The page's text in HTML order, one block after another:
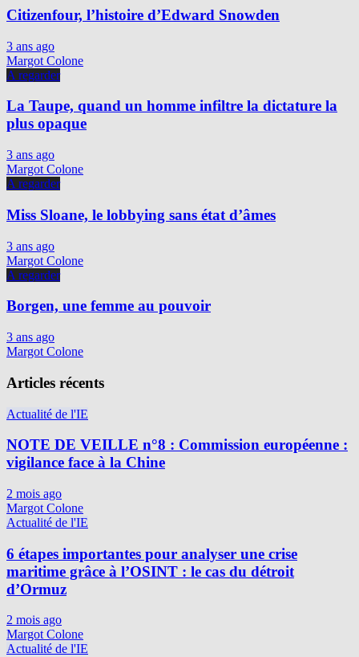
Citizenfour, l’histoire d’Edward Snowden
3 ans ago
Margot Colone
A regarder
La Taupe, quand un homme infiltre la dictature la
plus opaque
3 ans ago
Margot Colone
A regarder
Miss Sloane, le lobbying sans état d’âmes
3 ans ago
Margot Colone
A regarder
Borgen, une femme au pouvoir
3 ans ago
Margot Colone
Articles récents
Actualité de l'IE
NOTE DE VEILLE n°8 : Commission européenne :
vigilance face à la Chine
2 mois ago
Margot Colone
Actualité de l'IE
6 étapes importantes pour analyser une crise
maritime grâce à l’OSINT : le cas du détroit
d’Ormuz
2 mois ago
Margot Colone
Actualité de l'IE